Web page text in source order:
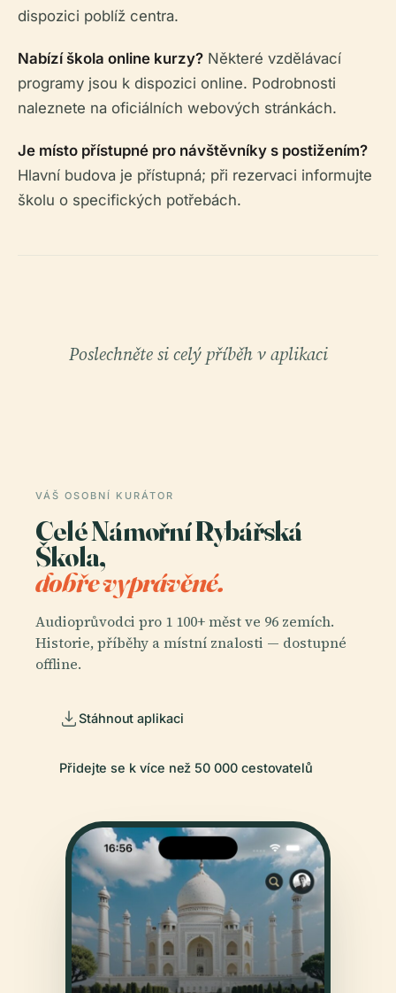
dispozici poblíž centra.
Nabízí škola online kurzy? Některé vzdělávací
programy jsou k dispozici online. Podrobnosti
naleznete na oficiálních webových stránkách.
Je místo přístupné pro návštěvníky s postižením?
Hlavní budova je přístupná; při rezervaci informujte
školu o specifických potřebách.
Poslechněte si celý příběh v aplikaci
VÁŠ OSOBNÍ KURÁTOR
Celé Námořní Rybářská
Škola,
dobře vyprávěné.
Audioprůvodci pro 1 100+ měst ve 96 zemích.
Historie, příběhy a místní znalosti — dostupné
offline.
Stáhnout aplikaci
Přidejte se k více než 50 000 cestovatelů